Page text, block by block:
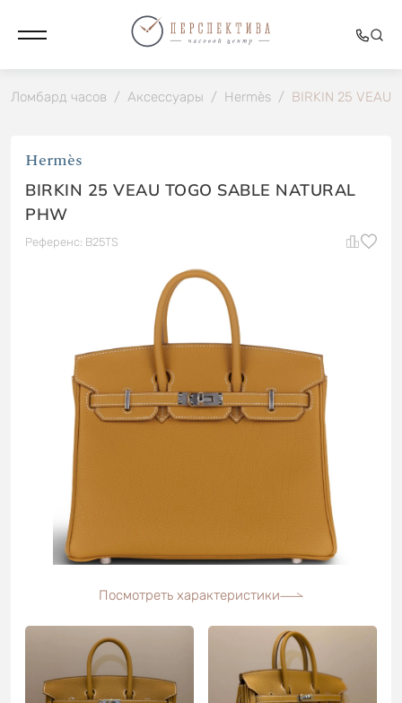
Ломбард часов / Аксессуары / Hermès / BIRKIN 25 VEAU
Hermès
BIRKIN 25 VEAU TOGO SABLE NATURAL
PHW
Референс: B25TS
Посмотреть характеристики